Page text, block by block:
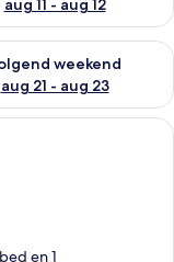
aug 11 - aug 12
aug 14 -
weekend
aug 21 - aug 23
dineert in een chalet met
en 1